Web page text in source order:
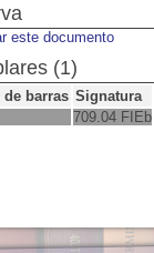
este documento
(1)
barras Signatura
709.04 FIEb